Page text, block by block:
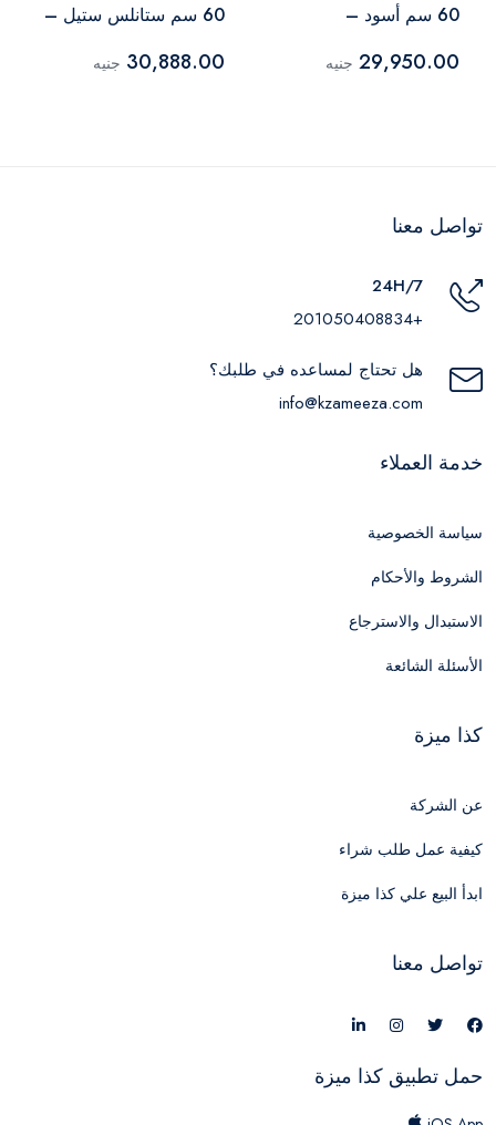
60 سم أسود –
29,950.00 جنيه
60 سم ستانلس ستيل –
30,888.00 جنيه
تواصل معنا
24H/7
+201050408834
هل تحتاج لمساعده في طلبك؟
info@kzameeza.com
خدمة العملاء
سياسة الخصوصية
الشروط والأحكام
الاستبدال والاسترجاع
الأسئلة الشائعة
كذا ميزة
عن الشركة
كيفية عمل طلب شراء
ابدأ البيع علي كذا ميزة
تواصل معنا
حمل تطبيق كذا ميزة